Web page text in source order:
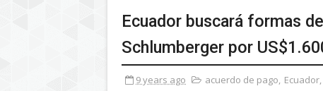
Ecuador buscará formas
Schlumberger por
9 years ago acuerdo de pago, Ecuador,